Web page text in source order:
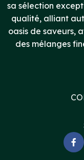
sa sélection
qualité, alliant
oasis de saveurs,
des mélanges